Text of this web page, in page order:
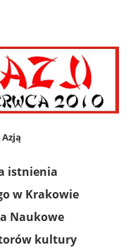
istnienia
w Krakowie
Naukowe
kultury